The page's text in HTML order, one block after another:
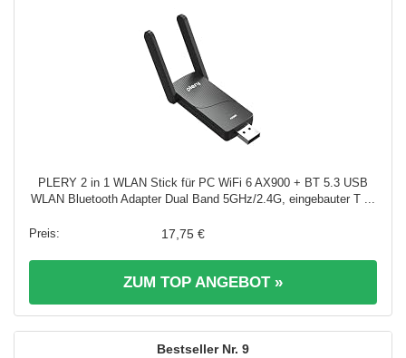
PLERY 2 in 1 WLAN Stick für PC WiFi 6 AX900 + BT 5.3 USB
WLAN Bluetooth Adapter Dual Band 5GHz/2.4G, eingebauter T ...
17,75 €
ZUM TOP ANGEBOT »
9